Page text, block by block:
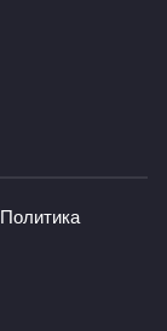
Политика